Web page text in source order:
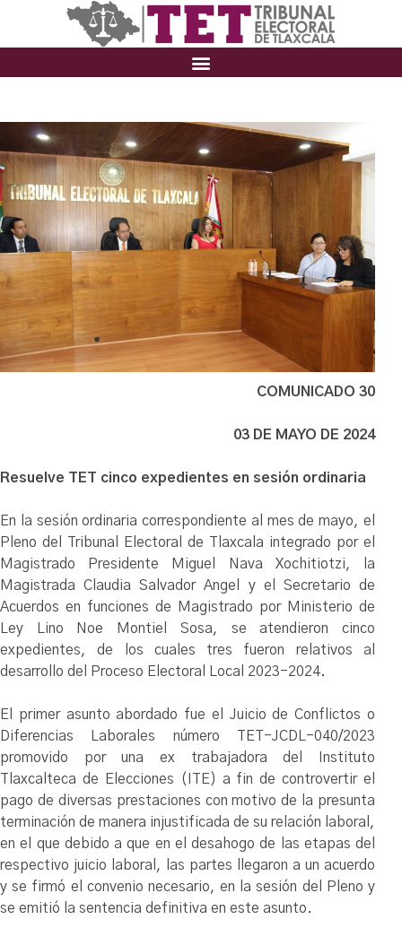
COMUNICADO 30
03 DE MAYO DE 2024
Resuelve TET cinco expedientes en sesión ordinaria
En la sesión ordinaria correspondiente al mes de mayo, el
Pleno del Tribunal Electoral de Tlaxcala integrado por el
Magistrado Presidente Miguel Nava Xochitiotzi, la
Magistrada Claudia Salvador Angel y el Secretario de
Acuerdos en funciones de Magistrado por Ministerio de
Ley Lino Noe Montiel Sosa, se atendieron cinco
expedientes, de los cuales tres fueron relativos al
desarrollo del Proceso Electoral Local 2023-2024.
El primer asunto abordado fue el Juicio de Conflictos o
Diferencias Laborales número TET-JCDL-040/2023
promovido por una ex trabajadora del Instituto
Tlaxcalteca de Elecciones (ITE) a fin de controvertir el
pago de diversas prestaciones con motivo de la presunta
terminación de manera injustificada de su relación laboral,
en el que debido a que en el desahogo de las etapas del
respectivo juicio laboral, las partes llegaron a un acuerdo
y se firmó el convenio necesario, en la sesión del Pleno y
se emitió la sentencia definitiva en este asunto.